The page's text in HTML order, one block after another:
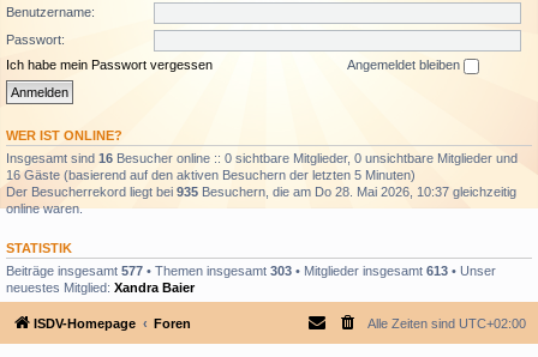
Benutzername:
Passwort:
Ich habe mein Passwort vergessen
Angemeldet bleiben
WER IST ONLINE?
Insgesamt sind 16 Besucher online :: 0 sichtbare Mitglieder, 0 unsichtbare Mitglieder und
16 Gäste (basierend auf den aktiven Besuchern der letzten 5 Minuten)
Der Besucherrekord liegt bei 935 Besuchern, die am Do 28. Mai 2026, 10:37 gleichzeitig
online waren.
STATISTIK
Beiträge insgesamt 577 • Themen insgesamt 303 • Mitglieder insgesamt 613 • Unser
neuestes Mitglied: Xandra Baier
ISDV-Homepage Foren Alle Zeiten sind UTC+02:00